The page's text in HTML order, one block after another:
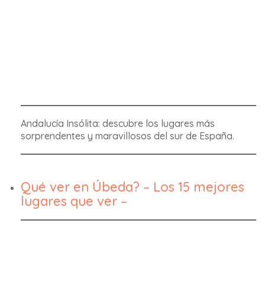
Andalucía Insólita: descubre los lugares más
sorprendentes y maravillosos del sur de España.
Qué ver en Úbeda? – Los 15 mejores
lugares que ver –